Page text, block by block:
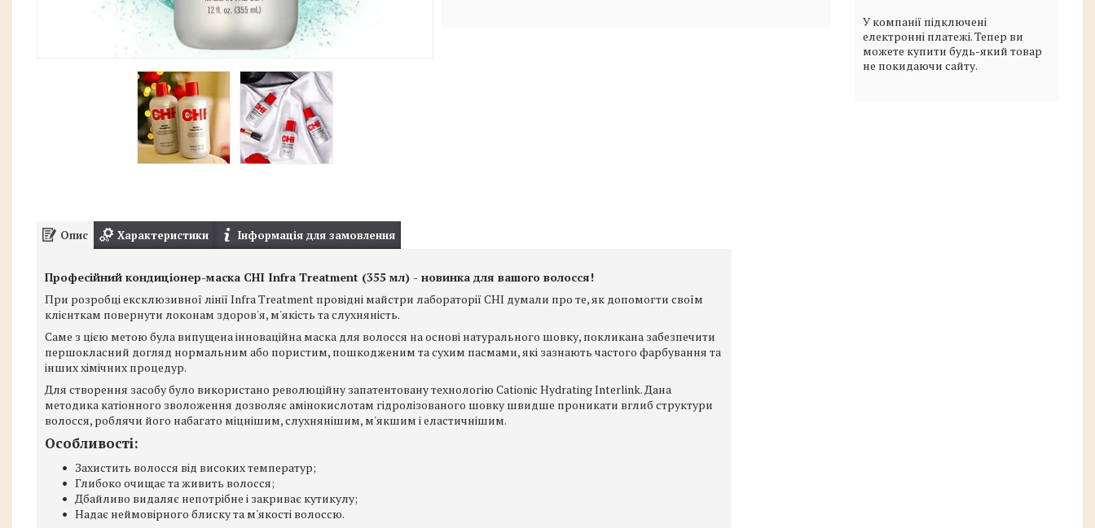
У компанії підключені
електронні платежі. Тепер ви
можете купити будь-який товар
не покидаючи сайту.
Опис Характеристики Інформація для замовлення
Професійний кондиціонер-маска CHI Infra Treatment (355 мл) - новинка для вашого волосся!
При розробці ексклюзивної лінії Infra Treatment провідні майстри лабораторії CHI думали про те, як допомогти своїм
клієнткам повернути локонам здоров'я, м'якість та слухняність.
Саме з цією метою була випущена інноваційна маска для волосся на основі натурального шовку, покликана забезпечити
першокласний догляд нормальним або пористим, пошкодженим та сухим пасмами, які зазнають частого фарбування та
інших хімічних процедур.
Для створення засобу було використано революційну запатентовану технологію Cationic Hydrating Interlink. Дана
методика катіонного зволоження дозволяє амінокислотам гідролізованого шовку швидше проникати вглиб структури
волосся, роблячи його набагато міцнішим, слухнянішим, м'якшим і еластичнішим.
Особливості:
Захистить волосся від високих температур;
Глибоко очищає та живить волосся;
Дбайливо видаляє непотрібне і закриває кутикулу;
Надає неймовірного блиску та м'якості волоссю.